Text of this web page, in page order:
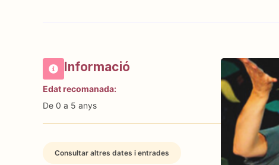
Informació
Edat recomanada:
De 0 a 5 anys
Consultar altres dates i entrades